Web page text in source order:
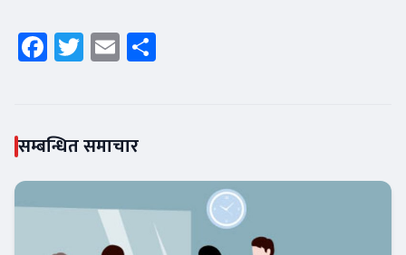
Facebook
Twitter
Email
सम्बन्धित समाचार